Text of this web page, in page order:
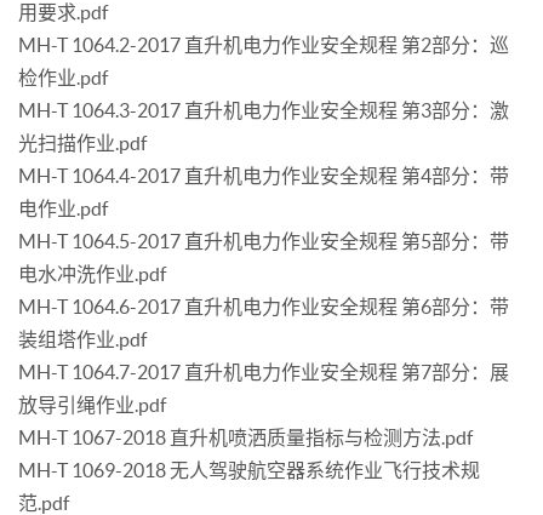
用要求.pdf
MH-T 1064.2-2017 直升机电力作业安全规程 第2部分：巡
检作业.pdf
MH-T 1064.3-2017 直升机电力作业安全规程 第3部分：激
光扫描作业.pdf
MH-T 1064.4-2017 直升机电力作业安全规程 第4部分：带
电作业.pdf
MH-T 1064.5-2017 直升机电力作业安全规程 第5部分：带
电水冲洗作业.pdf
MH-T 1064.6-2017 直升机电力作业安全规程 第6部分：带
装组塔作业.pdf
MH-T 1064.7-2017 直升机电力作业安全规程 第7部分：展
放导引绳作业.pdf
MH-T 1067-2018 直升机喷洒质量指标与检测方法.pdf
MH-T 1069-2018 无人驾驶航空器系统作业飞行技术规
范.pdf